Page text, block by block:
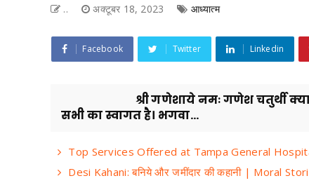
.. अक्टूबर 18, 2023 आध्यात्म
Facebook Twitter Linkedin
श्री गणेशाये नमः गणेश चतुर्थी क्या है
सभी का स्वागत है। भगवा...
Top Services Offered at Tampa General
Desi Kahani: बनिये और जमींदार की कहानी | Moral